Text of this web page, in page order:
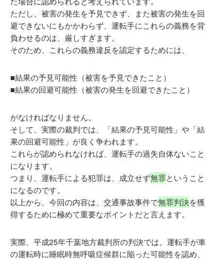
ただし、被害の発生を予見できず、また被害の発生を回
避できないにもかかわらず、運転手にこれらの義務を背
負わせるのは、厳しすぎます。
そのため、これらの義務違反を認定するためには、
■結果の予見可能性（被害を予見できたこと）
■結果の回避可能性（被害の発生を回避できたこと）
がなければなりません。
そして、実際の裁判では、「結果の予見可能性」や「結
果の回避可能性」が良く争われます。
これらが認められなければ、運転手の過失自体ないこと
になります。
つまり、運転手による犯罪は、成立せず無罪ということ
になるのです。
以上から、今回の内容は、交通事故事件で無罪判決を獲
得するために極めて重要なポイントだと言えます。
実際、平成25年千葉地方裁判所の判決では、運転手が車
の運転時に睡眠時無呼吸症候群に陥った可能性を認め、